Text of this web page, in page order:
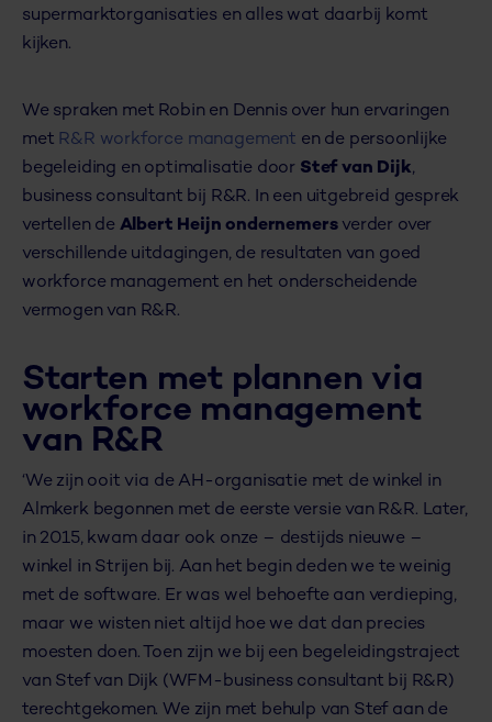
supermarktorganisaties en alles wat daarbij komt
kijken.
We spraken met Robin en Dennis over hun ervaringen
met R&R workforce management en de persoonlijke
begeleiding en optimalisatie door Stef van Dijk,
business consultant bij R&R. In een uitgebreid gesprek
vertellen de Albert Heijn ondernemers verder over
verschillende uitdagingen, de resultaten van goed
workforce management en het onderscheidende
vermogen van R&R.
Starten met plannen via
workforce management
van R&R
‘We zijn ooit via de AH-organisatie met de winkel in
Almkerk begonnen met de eerste versie van R&R. Later,
in 2015, kwam daar ook onze – destijds nieuwe –
winkel in Strijen bij. Aan het begin deden we te weinig
met de software. Er was wel behoefte aan verdieping,
maar we wisten niet altijd hoe we dat dan precies
moesten doen. Toen zijn we bij een begeleidingstraject
van Stef van Dijk (WFM-business consultant bij R&R)
terechtgekomen. We zijn met behulp van Stef aan de